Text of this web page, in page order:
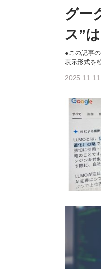
グー
ス”
●この記事
表示形式を